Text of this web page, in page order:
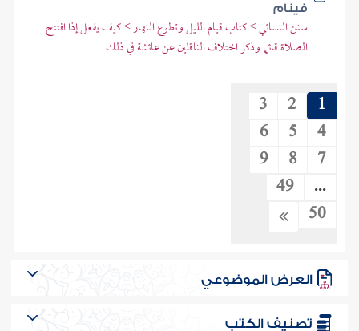
فينام
سنن النسائي > كتاب قيام الليل وتطوع النهار > كيف يفعل إذا افتتح
الصلاة قائما وذكر اختلاف الناقلين عن عائشة في ذلك
1
2
3
4
5
6
7
8
9
...
49
50
العرض الموضوعي
تصنيف الكتب